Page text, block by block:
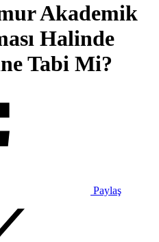
Akademik
Halinde
Tabi Mi?
Paylaş